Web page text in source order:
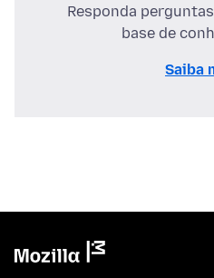
Responda
base de
Saiba